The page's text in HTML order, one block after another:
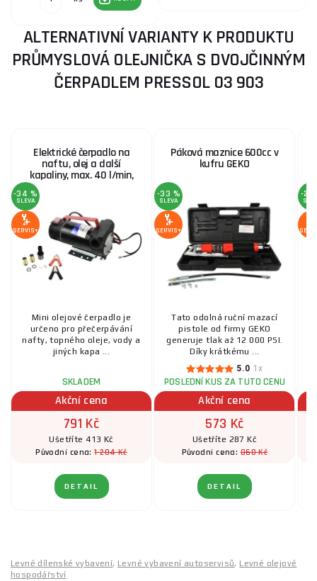
ALTERNATIVNÍ VARIANTY K PRODUKTU
PRŮMYSLOVÁ OLEJNIČKA S DVOJČINNÝM
ČERPADLEM PRESSOL 03 903
Elektrické čerpadlo na
naftu, olej a další
kapaliny, max. 40 l/min,
-34 %
SLEVA
SERVIS+
Mini olejové čerpadlo je
určeno pro přečerpávání
nafty, topného oleje, vody a
jiných kapa ...
SKLADEM
Akční cena
791 Kč
Ušetříte 413 Kč
Původní cena:1 204 Kč
DETAIL
Páková maznice 600cc v
kufru GEKO
-33 %
SLEVA
SERVIS+
Tato odolná ruční mazací
pistole od firmy GEKO
generuje tlak až 12 000 PSI.
Díky krátkému ...
5.0 1x
POSLEDNÍ KUS ZA TUTO CENU
Akční cena
573 Kč
Ušetříte 287 Kč
Původní cena:860 Kč
DETAIL
-20
Levné dílenské vybavení, Levné vybavení autoservisů, Levné olejové
hospodářství